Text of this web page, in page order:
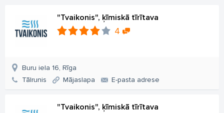
"Tvaikonis", ķīmiskā tīrītava
4
Buru iela 16, Rīga
Tālrunis
Mājaslapa E-pasta adrese
"Tvaikonis", ķīmiskā tīrītava